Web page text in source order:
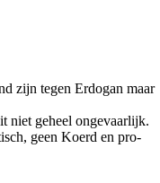
zijn tegen Erdogan maar
niet geheel ongevaarlijk.
geen Koerd en pro-